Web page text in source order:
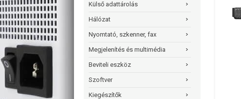
Külső adattárolás
Hálózat
Nyomtató, szkenner, fax
Megjelenítés és multimédia
Beviteli eszköz
Szoftver
Kiegészítők